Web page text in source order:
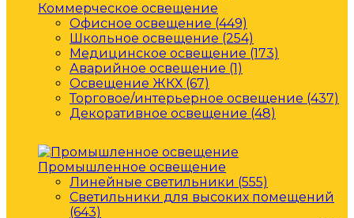
Коммерческое освещение
Офисное освещение (449)
Школьное освещение (254)
Медицинское освещение (173)
Аварийное освещение (1)
Освещение ЖКХ (67)
Торговое/интерьерное освещение (437)
Декоративное освещение (48)
Промышленное освещение
Линейные светильники (555)
Светильники для высоких помещений
(643)